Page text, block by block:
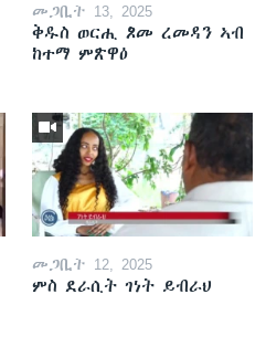
መጋቢት 13, 2025
ቅዱስ ወርሒ ጾመ ረመዳን ኣብ
ከተማ ምጽዋዕ
መጋቢት 12, 2025
ምስ ደራሲት ገነት ይብራህ